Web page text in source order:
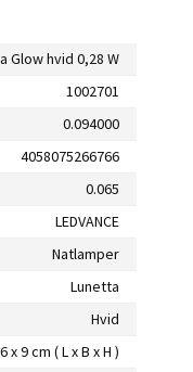
Glow hvid 0,28 W
1002701
0.094000
4058075266766
0.065
LEDVANCE
Natlamper
Lunetta
Hvid
x 9 cm ( L x B x H )